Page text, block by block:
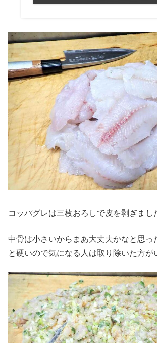
コッパグレは三枚おろしで皮を剥ぎまし
中骨は小さいからまあ大丈夫かなと思っ
と硬いので気になる人は取り除いた方が